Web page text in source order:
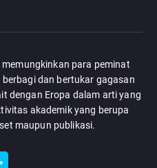
para peminat
dan bertukar gagasan
dengan Eropa dalam arti yang
akademik yang berupa
maupun publikasi.